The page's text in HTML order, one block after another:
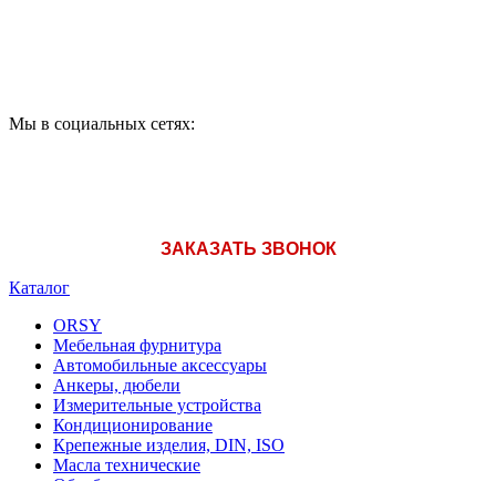
Мы в социальных сетях:
ЗАКАЗАТЬ ЗВОНОК
Каталог
ORSY
Мебельная фурнитура
Автомобильные аксессуары
Анкеры, дюбели
Измерительные устройства
Кондиционирование
Крепежные изделия, DIN, ISO
Масла технические